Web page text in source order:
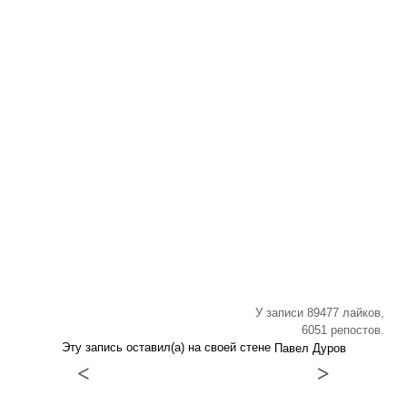
У записи 89477 лайков,
6051 репостов.
Эту запись оставил(а) на своей стене Павел Дуров
< >